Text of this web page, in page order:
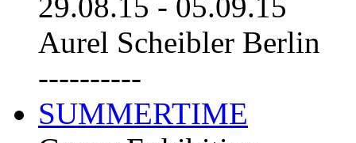
Aurel Scheibler Berlin
----------
SUMMERTIME